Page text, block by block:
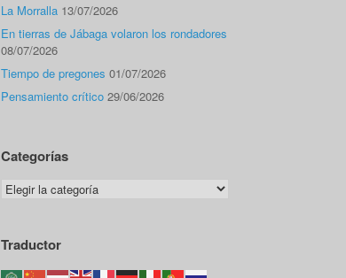
La Morralla 13/07/2026
En tierras de Jábaga volaron los rondadores
08/07/2026
Tiempo de pregones 01/07/2026
Pensamiento crítico 29/06/2026
Categorías
Categorías
Traductor